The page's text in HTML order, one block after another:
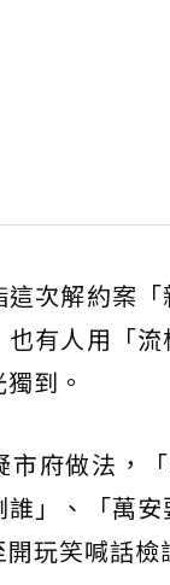
這次解約案
也有人用「
到。
市府做法，
誰」、「萬
玩笑喊話檢